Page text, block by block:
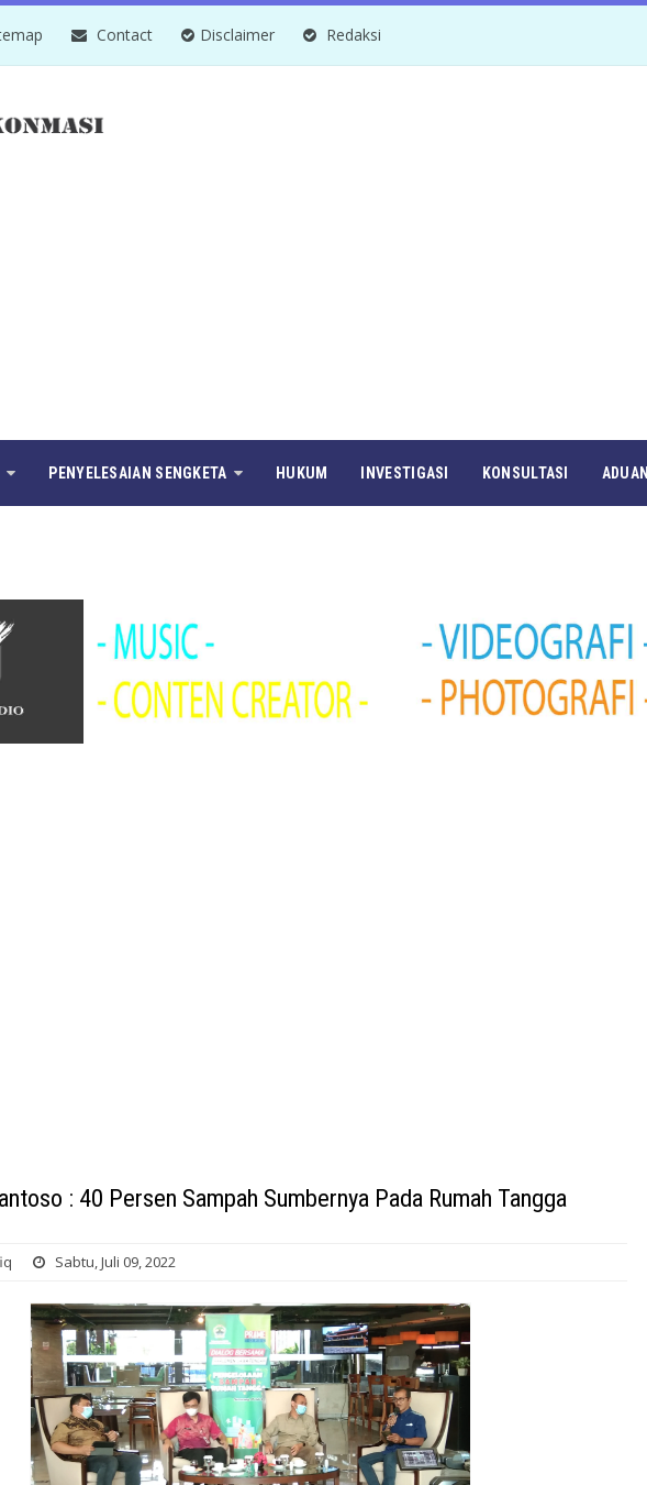
Contact Disclaimer Redaksi
PENYELESAIAN SENGKETA HUKUM INVESTIGASI KONSULTASI ADUAN
: 40 Persen Sampah Sumbernya Pada Rumah Tangga
Sabtu, Juli 09, 2022